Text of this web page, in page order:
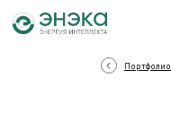
Портфолио